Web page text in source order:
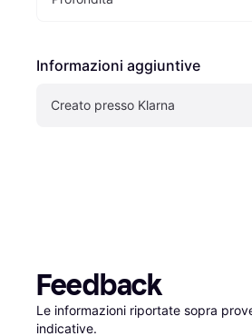
Informazioni aggiuntive
Creato presso Klarna
Feedback
Le informazioni riportate sopra
indicative.